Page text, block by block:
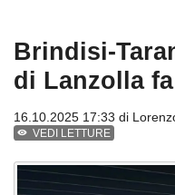
Brindisi-
di Lanzolla
16.10.2025 17:33 di
VEDI LETTURE